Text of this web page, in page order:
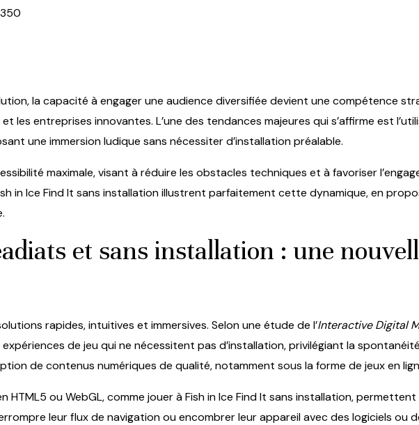
la capacité à engager une audience diversifiée devient une compétence
les entreprises innovantes. L’une des tendances majeures qui s’affirme est
une immersion ludique sans nécessiter d’installation préalable.
maximale, visant à réduire les obstacles techniques et à favoriser
in Ice Find It sans installationillustrent parfaitement cette dynamique, en
et sans installation : une
rapides, intuitives et immersives. Selon une étude de l’Interactive Digital
de jeu qui ne nécessitent pas d’installation, privilégiant la
de contenus numériques de qualité, notamment sous la forme de jeux en
HTML5 ou WebGL, comme jouer à Fish in Ice Find It sans installation,
leur flux de navigation ou encombrer leur appareil avec des logiciels ou